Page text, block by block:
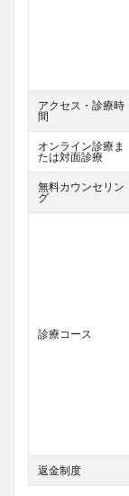
アクセス・診療時
間
オンライン診療ま
たは対面診療
無料カウンセリン
グ
診療コース
返金制度